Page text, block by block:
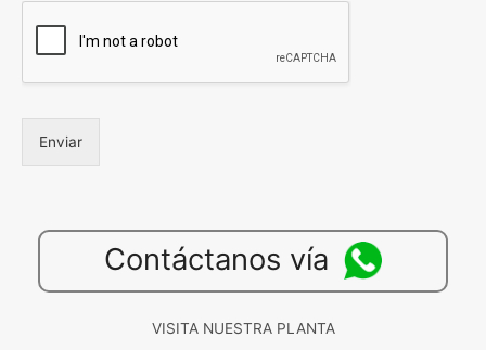
Enviar
Contáctanos vía
VISITA NUESTRA PLANTA